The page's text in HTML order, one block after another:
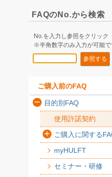
FAQのNo.から検索
No.を入力し参照をクリック
※半角数字のみ入力が可能で
ご購入前のFAQ
目的別FAQ
使用許諾契約
ご購入に関する
myHULFT
セミナー・研修